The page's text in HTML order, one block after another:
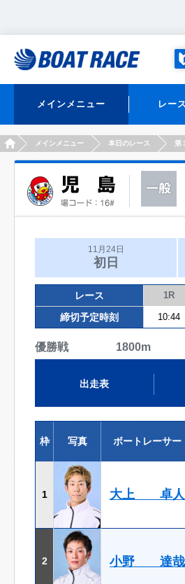
メインメニュー レー
HOMEメインメニュー 本日のレース 第
11月24日
初日
レース 1R
締切予定時刻 10:44
優勝戦 1800m
出走表
枠 写真 ボートレーサー
1 大上 卓人
2 小野 達哉